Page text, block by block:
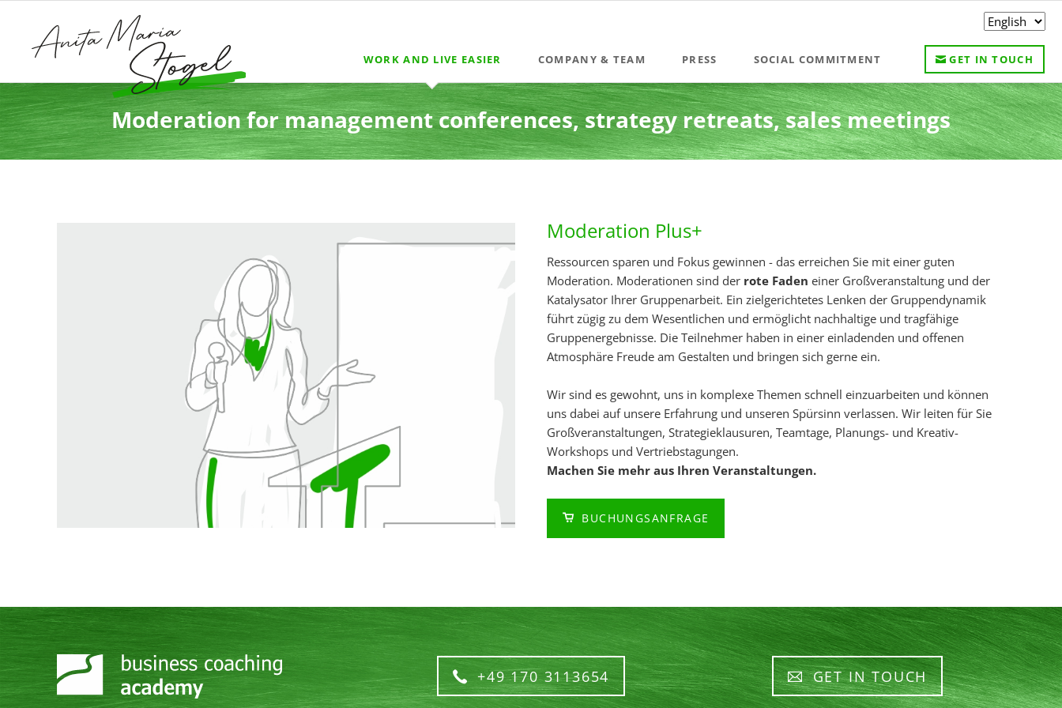
GET IN TOUCH
navigation
WORK AND LIVE EASIER
Coaching & Mediation
Team training & seminars
The innovative Leadership Development Programme
Become a Quintessence® Business Coach (BCA)
COMPANY & TEAM PRESS SOCIAL COMMITMENT
Moderation for management conferences, strategy retreats, sales meetings
Moderation Plus+
Ressourcen sparen und Fokus gewinnen - das erreichen Sie mit einer guten
Moderation. Moderationen sind der rote Faden einer Großveranstaltung und der
Katalysator Ihrer Gruppenarbeit. Ein zielgerichtetes Lenken der Gruppendynamik
führt zügig zu dem Wesentlichen und ermöglicht nachhaltige und tragfähige
Gruppenergebnisse. Die Teilnehmer haben in einer einladenden und offenen
Atmosphäre Freude am Gestalten und bringen sich gerne ein.
Wir sind es gewohnt, uns in komplexe Themen schnell einzuarbeiten und können
uns dabei auf unsere Erfahrung und unseren Spürsinn verlassen. Wir leiten für Sie
Großveranstaltungen, Strategieklausuren, Teamtage, Planungs- und Kreativ-
Workshops und Vertriebstagungen.
Machen Sie mehr aus Ihren Veranstaltungen.
BUCHUNGSANFRAGE
+49 170 3113654 GET IN TOUCH